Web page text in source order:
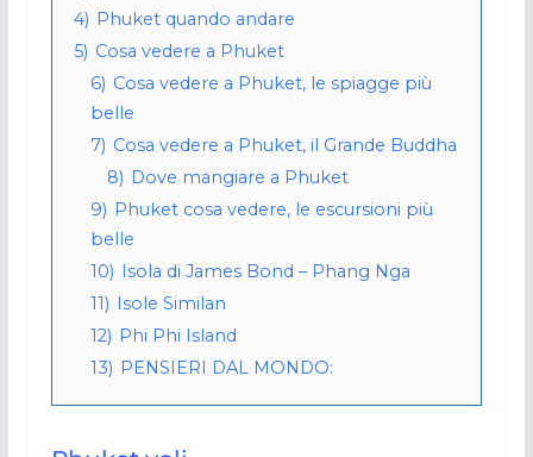
4) Phuket quando andare
5) Cosa vedere a Phuket
6) Cosa vedere a Phuket, le spiagge più
belle
7) Cosa vedere a Phuket, il Grande Buddha
8) Dove mangiare a Phuket
9) Phuket cosa vedere, le escursioni più
belle
10)
Isola di James Bond – Phang Nga
11)
Isole Similan
12) Phi Phi Island
13) PENSIERI DAL MONDO: